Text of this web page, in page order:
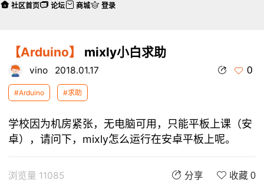
【Arduino】 mixly小白求助
vino 2018.01.17 0
#Arduino #求助
学校因为机房紧张，无电脑可用，只能平板上课（安
卓），请问下，mixly怎么运行在安卓平板上呢。
浏览量 11085 分享 收藏 0
社区首页 论坛 商城 登录